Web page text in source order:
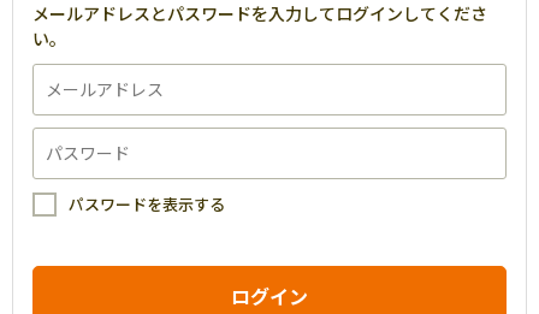
メールアドレスとパスワードを入力してログインしてくださ
い。
パスワードを表示する